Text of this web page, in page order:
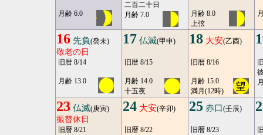
月齢 6.0
二百二十日
月齢 7.0
月齢 8.0
上弦
16 先負(癸未)
敬老の日
旧暦 8/14
月齢 13.0
17 仏滅(甲申)
旧暦 8/15
月齢 14.0
十五夜
18 大安(乙酉)
旧暦 8/16
月齢 15.0
満月(12時)
23 仏滅(庚寅)
振替休日
旧暦 8/21
24 大安(辛卯)
旧暦 8/22
25 赤口(壬辰)
旧暦 8/23